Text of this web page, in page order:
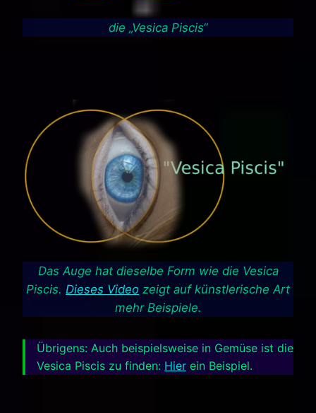
die „Vesica Piscis“
Das Auge hat dieselbe Form wie die Vesica
Piscis. Dieses Video zeigt auf künstlerische Art
mehr Beispiele.
Übrigens: Auch beispielsweise in Gemüse ist die
Vesica Piscis zu finden: Hier ein Beispiel.